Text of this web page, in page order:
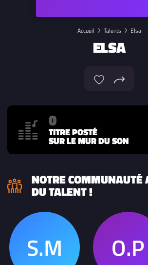
Accueil Talents Elsa
ELSA
0
TITRE POSTÉ
SUR LE MUR DU SON
NOTRE COMMUNAUTÉ
DU TALENT !